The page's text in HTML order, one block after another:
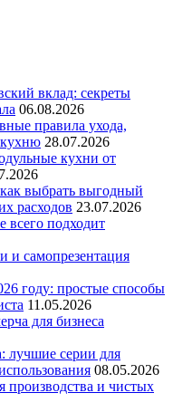
вклад: секреты
06.08.2026
правила ухода,
кухню 28.07.2026
кухни от
выбрать выгодный
расходов 23.07.2026
всего подходит
и самопрезентация
году: простые способы
11.05.2026
для бизнеса
лучшие серии для
08.05.2026
производства и чистых